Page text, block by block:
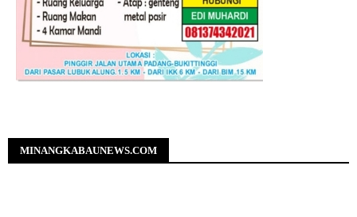
MINANGKABAUNEWS.COM